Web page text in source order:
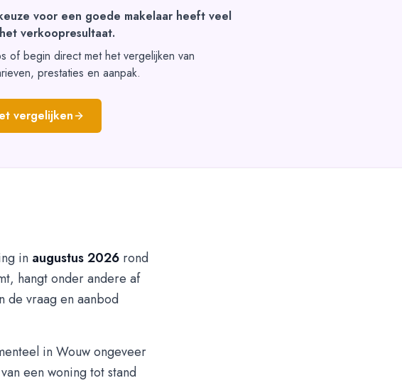
voor een goede makelaar heeft veel
verkoopresultaat.
of begin direct met het vergelijken van
prestaties en aanpak.
vergelijken
in augustus 2026 rond
hangt onder andere af
de vraag en aanbod
in Wouw ongeveer
een woning tot stand